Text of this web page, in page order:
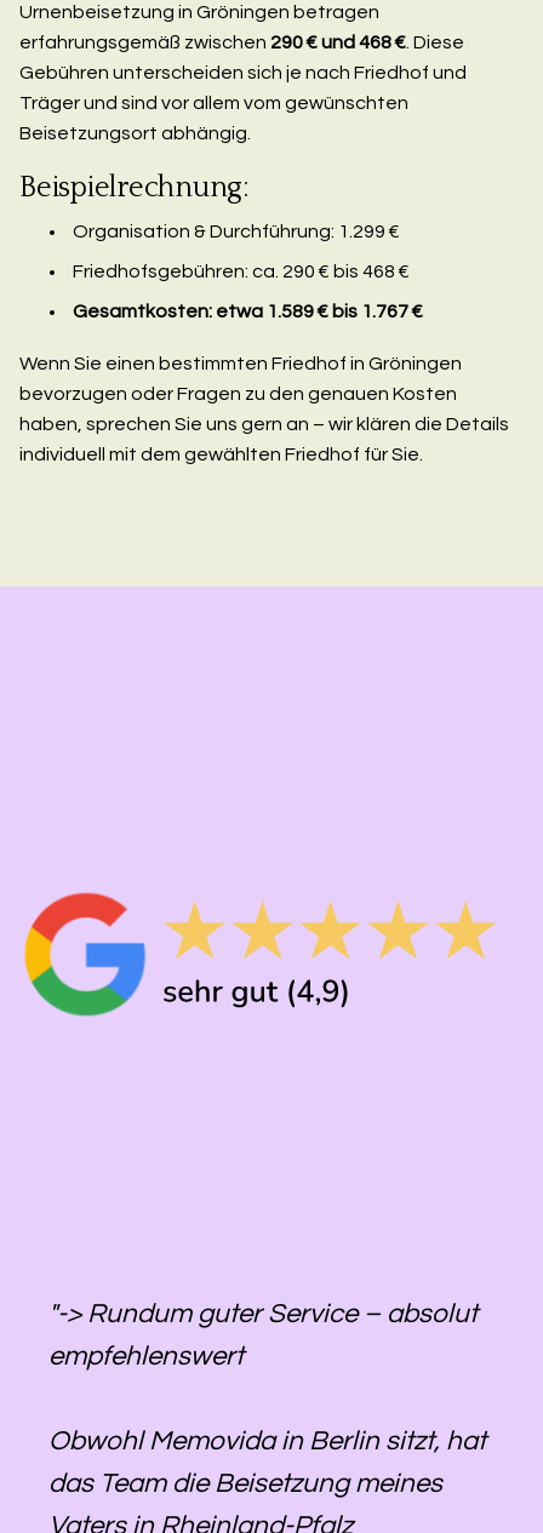
Urnenbeisetzung in Gröningen betragen
erfahrungsgemäß zwischen 290 € und 468 € . Diese
Gebühren unterscheiden sich je nach Friedhof und
Träger und sind vor allem vom gewünschten
Beisetzungsort abhängig.
Beispielrechnung:
Organisation & Durchführung: 1.299 €
Friedhofsgebühren: ca. 290 € bis 468 €
Gesamtkosten: etwa 1.589 € bis 1.767 €
Wenn Sie einen bestimmten Friedhof in Gröningen
bevorzugen oder Fragen zu den genauen Kosten
haben, sprechen Sie uns gern an – wir klären die Details
individuell mit dem gewählten Friedhof für Sie.
"-> Rundum guter Service – absolut
empfehlenswert
Obwohl Memovida in Berlin sitzt, hat
das Team die Beisetzung meines
Vaters in Rheinland-Pfalz